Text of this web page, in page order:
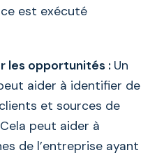
est exécuté
les opportunités : Un
aider à identifier de
et sources de
peut aider à
de l’entreprise ayant